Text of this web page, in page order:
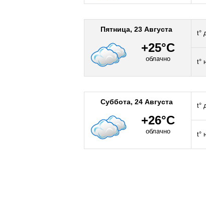
Пятница, 23 Августа
+25°C
облачно
t°
t°
Суббота, 24 Августа
+26°C
облачно
t°
t°